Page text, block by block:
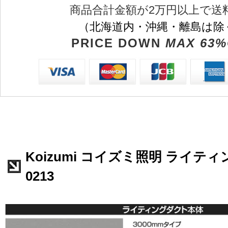
商品合計金額が2万円以上で送
（北海道内・沖縄・離島は
PRICE DOWN MAX
Koizumi コイズミ照明 ライティ
0213